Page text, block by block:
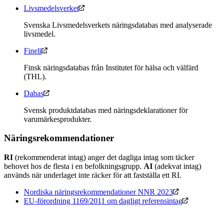
Livsmedelsverket
Svenska Livsmedelsverkets näringsdatabas med analyserade
livsmedel.
Fineli
Finsk näringsdatabas från Institutet för hälsa och välfärd
(THL).
Dabas
Svensk produktdatabas med näringsdeklarationer för
varumärkesprodukter.
Näringsrekommendationer
RI (rekommenderat intag) anger det dagliga intag som täcker
behovet hos de flesta i en befolkningsgrupp. AI (adekvat intag)
används när underlaget inte räcker för att fastställa ett RI.
Nordiska näringsrekommendationer NNR 2023
EU-förordning 1169/2011 om dagligt referensintag